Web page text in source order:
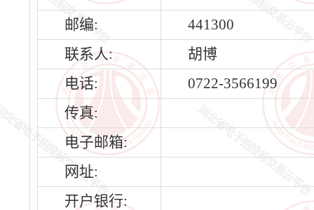
邮编:
441300
联系人:
胡博
电话:
0722-3566199
传真:
电子邮箱:
网址:
开户银行: